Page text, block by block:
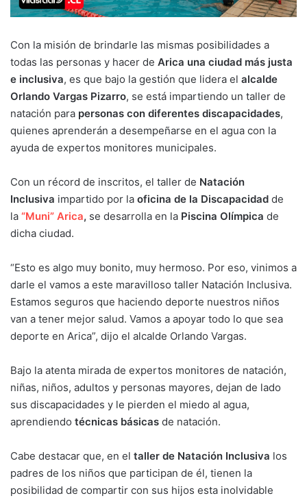
Con la misión de brindarle las mismas posibilidades a
todas las personas y hacer de Arica una ciudad más justa
e inclusiva, es que bajo la gestión que lidera el alcalde
Orlando Vargas Pizarro, se está impartiendo un taller de
natación para personas con diferentes discapacidades,
quienes aprenderán a desempeñarse en el agua con la
ayuda de expertos monitores municipales.
Con un récord de inscritos, el taller de Natación
Inclusiva impartido por la oficina de la Discapacidad de
la “Muni” Arica, se desarrolla en la Piscina Olímpica de
dicha ciudad.
“Esto es algo muy bonito, muy hermoso. Por eso, vinimos a
darle el vamos a este maravilloso taller Natación Inclusiva.
Estamos seguros que haciendo deporte nuestros niños
van a tener mejor salud. Vamos a apoyar todo lo que sea
deporte en Arica”, dijo el alcalde Orlando Vargas.
Bajo la atenta mirada de expertos monitores de natación,
niñas, niños, adultos y personas mayores, dejan de lado
sus discapacidades y le pierden el miedo al agua,
aprendiendo técnicas básicas de natación.
Cabe destacar que, en el taller de Natación Inclusiva los
padres de los niños que participan de él, tienen la
posibilidad de compartir con sus hijos esta inolvidable